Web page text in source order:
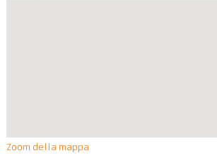
Zoom della mappa